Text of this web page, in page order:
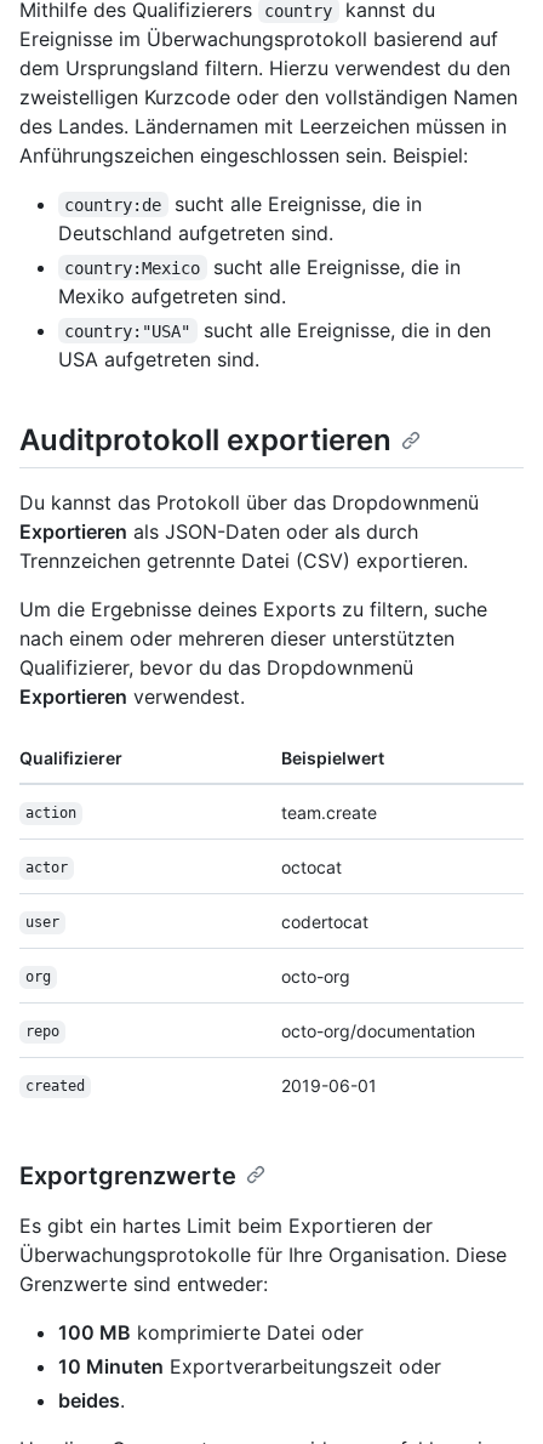
Mithilfe des Qualifizierers country
kannst du
Ereignisse im Überwachungsprotokoll basierend auf
dem Ursprungsland filtern. Hierzu verwendest du den
zweistelligen Kurzcode oder den vollständigen Namen
des Landes. Ländernamen mit Leerzeichen müssen in
Anführungszeichen eingeschlossen sein. Beispiel:
country:de
sucht alle Ereignisse, die in
Deutschland aufgetreten sind.
country:Mexico
sucht alle Ereignisse, die in
Mexiko aufgetreten sind.
country:"USA"
sucht alle Ereignisse, die in den
USA aufgetreten sind.
Auditprotokoll exportieren
Du kannst das Protokoll über das Dropdownmenü
Exportieren als JSON-Daten oder als durch
Trennzeichen getrennte Datei (CSV) exportieren.
Um die Ergebnisse deines Exports zu filtern, suche
nach einem oder mehreren dieser unterstützten
Qualifizierer, bevor du das Dropdownmenü
Exportieren verwendest.
Qualifizierer Beispielwert
action team.create
actor octocat
user codertocat
org octo-org
repo octo-org/documentation
created 2019-06-01
Exportgrenzwerte
Es gibt ein hartes Limit beim Exportieren der
Überwachungsprotokolle für Ihre Organisation. Diese
Grenzwerte sind entweder:
100 MB komprimierte Datei oder
10 Minuten Exportverarbeitungszeit oder
beides.